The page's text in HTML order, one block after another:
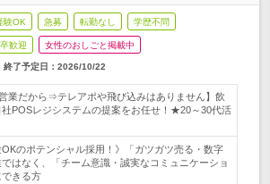
験OK 急募 転勤なし 学歴不問
歓迎 女性のおしごと掲載中
終了予定日： 2026/10/22
営業だから⇒テレアポや飛び込みはありません】飲
POSレジシステムの提案をお任せ！★20～30代活
OKのポテンシャル採用！》「ガツガツ売る・数字
はなく、「チーム意識・誠実なコミュニケーショ
きる方